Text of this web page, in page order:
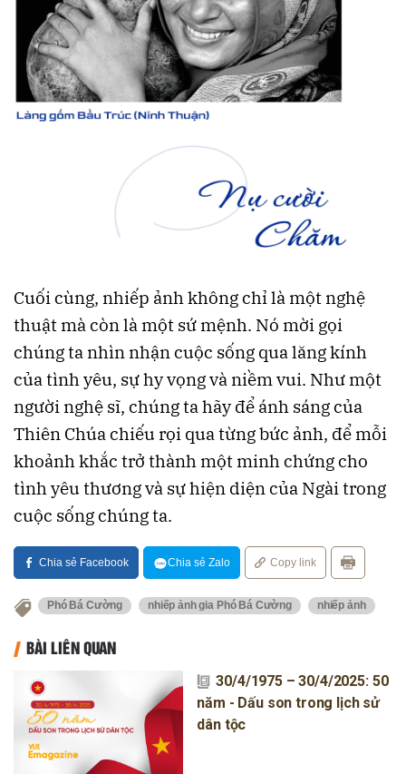
Cuối cùng, nhiếp ảnh không chỉ là một nghệ
thuật mà còn là một sứ mệnh. Nó mời gọi
chúng ta nhìn nhận cuộc sống qua lăng kính
của tình yêu, sự hy vọng và niềm vui. Như một
người nghệ sĩ, chúng ta hãy để ánh sáng của
Thiên Chúa chiếu rọi qua từng bức ảnh, để mỗi
khoảnh khắc trở thành một minh chứng cho
tình yêu thương và sự hiện diện của Ngài trong
cuộc sống chúng ta.
Chia sẻ Facebook Chia sẻ Zalo Copy link
Phó Bá Cường nhiếp ảnh gia Phó Bá Cường nhiếp ảnh
BÀI LIÊN QUAN
30/4/1975 – 30/4/2025: 50
năm - Dấu son trong lịch sử
dân tộc